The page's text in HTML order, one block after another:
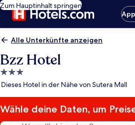
Zum Hauptinhalt springen
Alle Unterkünfte anzeigen
Bzz Hotel
3.0-
Sterne-
Dieses Hotel in der Nähe von Sutera Mall
Wähle deine Daten, um